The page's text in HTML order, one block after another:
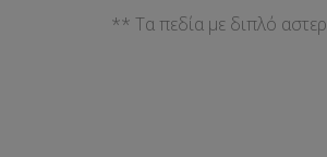
** Τα πεδία με διπλό